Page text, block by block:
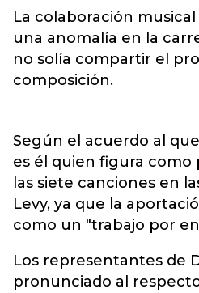
La colaboración
una anomalía en la
no solía compartir el
composición.
Según el acuerdo al
es él quien figura
las siete canciones en
Levy, ya que la
como un "trabajo por
Los representantes de
pronunciado al